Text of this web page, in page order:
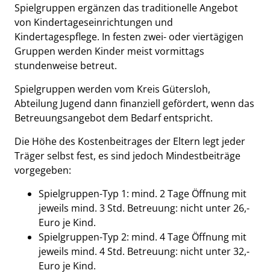
Kurzbeschreibung
Beschreibung
Spielgruppen ergänzen das traditionelle Angebot
von Kindertageseinrichtungen und
Kindertagespflege. In festen zwei- oder viertägigen
Gruppen werden Kinder meist vormittags
stundenweise betreut.
Spielgruppen werden vom Kreis Gütersloh,
Abteilung Jugend dann finanziell gefördert, wenn das
Betreuungsangebot dem Bedarf entspricht.
Die Höhe des Kostenbeitrages der Eltern legt jeder
Träger selbst fest, es sind jedoch Mindestbeiträge
vorgegeben:
Spielgruppen-Typ 1: mind. 2 Tage Öffnung mit
jeweils mind. 3 Std. Betreuung: nicht unter 26,-
Euro je Kind.
Spielgruppen-Typ 2: mind. 4 Tage Öffnung mit
jeweils mind. 4 Std. Betreuung: nicht unter 32,-
Euro je Kind.